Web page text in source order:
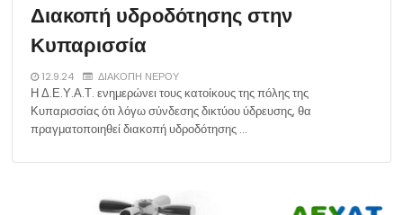
Διακοπή υδροδότησης στην
Κυπαρισσία
12.9.24 ΔΙΑΚΟΠΗ ΝΕΡΟΥ
Η Δ.Ε.Υ.Α.Τ. ενημερώνει τους κατοίκους της πόλης της
Κυπαρισσίας ότι λόγω σύνδεσης δικτύου ύδρευσης, θα
πραγματοποιηθεί διακοπή υδροδότησης …